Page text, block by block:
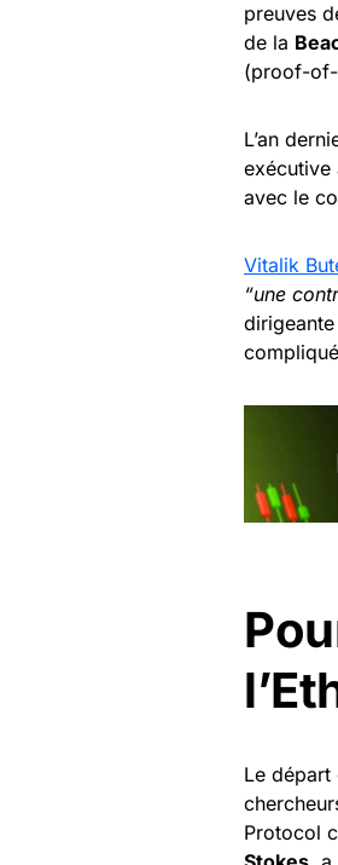
preuves
de la
(proof-
L’an
exécutive
avec le
Vitalik
“une
Le départ
Protocol